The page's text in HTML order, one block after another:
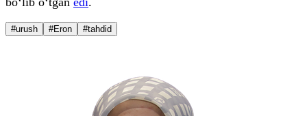
#urush #Eron #tahdid